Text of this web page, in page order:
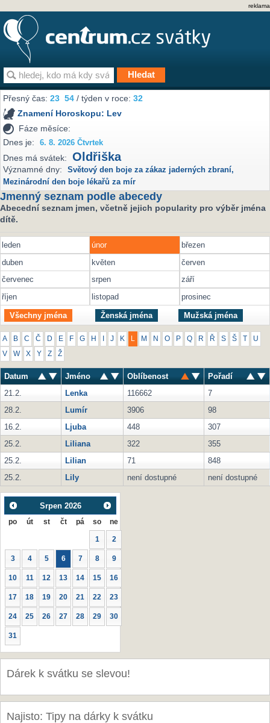
reklama
Přesný čas:23 54 / týden v roce:32
Znamení Horoskopu: Lev
Fáze měsíce:
Dnes je:
6. 8. 2026 Čtvrtek
Dnes má svátek: Oldřiška
Významné dny: Světový den boje za zákaz jaderných zbraní,
Mezinárodní den boje lékařů za mír
Jmenný seznam podle abecedy
Abecední seznam jmen, včetně jejich popularity pro výběr jména
dítě.
leden únor
březen
duben
květen
červen
červenec
srpen
září
říjen
listopad prosinec
Všechny jména Ženská jména Mužská jména
A B C Č D E F G H J K M N O P Q R Ř S Š U
V W X Y Z Ž
Datum Jméno Oblíbenost
Pořadí
21.2.
Lenka 116662
7
28.2.
Lumír 3906
98
16.2.
Ljuba 448
307
25.2.
Liliana 322
355
25.2.
Lilian 71
848
25.2.
Lily není dostupné není dostupné
Srpen 2026
po út st čt pá so ne
1 2
3 4 5 6 7 8 9
10 11 12 13 14 15 16
17 18 19 20 21 22 23
24 25 26 27 28 29 30
31
Dárek k svátku se slevou!
Najisto: Tipy na dárky k svátku